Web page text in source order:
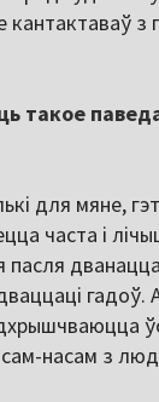
кантактаваў з
такое
для мяне,
часта і
гадоў.
насам з